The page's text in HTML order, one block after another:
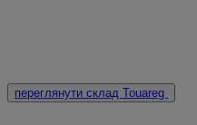
переглянути склад Touareg